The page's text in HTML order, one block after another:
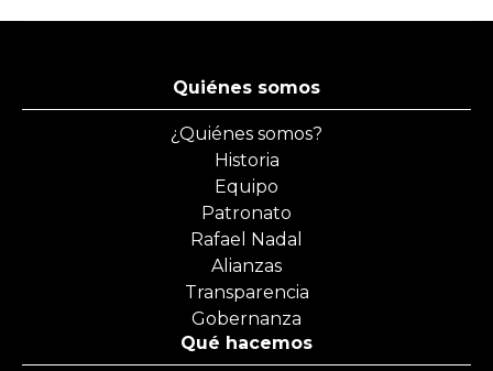
Quiénes somos
¿Quiénes somos?
Historia
Equipo
Patronato
Rafael Nadal
Alianzas
Transparencia
Gobernanza
Qué hacemos